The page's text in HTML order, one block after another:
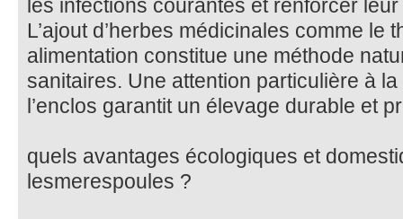
les infections courantes et renforcer
L’ajout d’herbes médicinales comme le
alimentation constitue une méthode
sanitaires. Une attention particulière à
l’enclos garantit un élevage durable et
quels avantages écologiques et
lesmerespoules ?